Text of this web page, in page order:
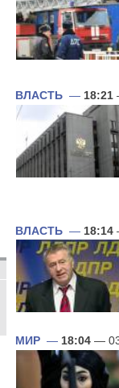
ВЛАСТЬ — 18:21
ВЛАСТЬ — 18:14
МИР — 18:04 —